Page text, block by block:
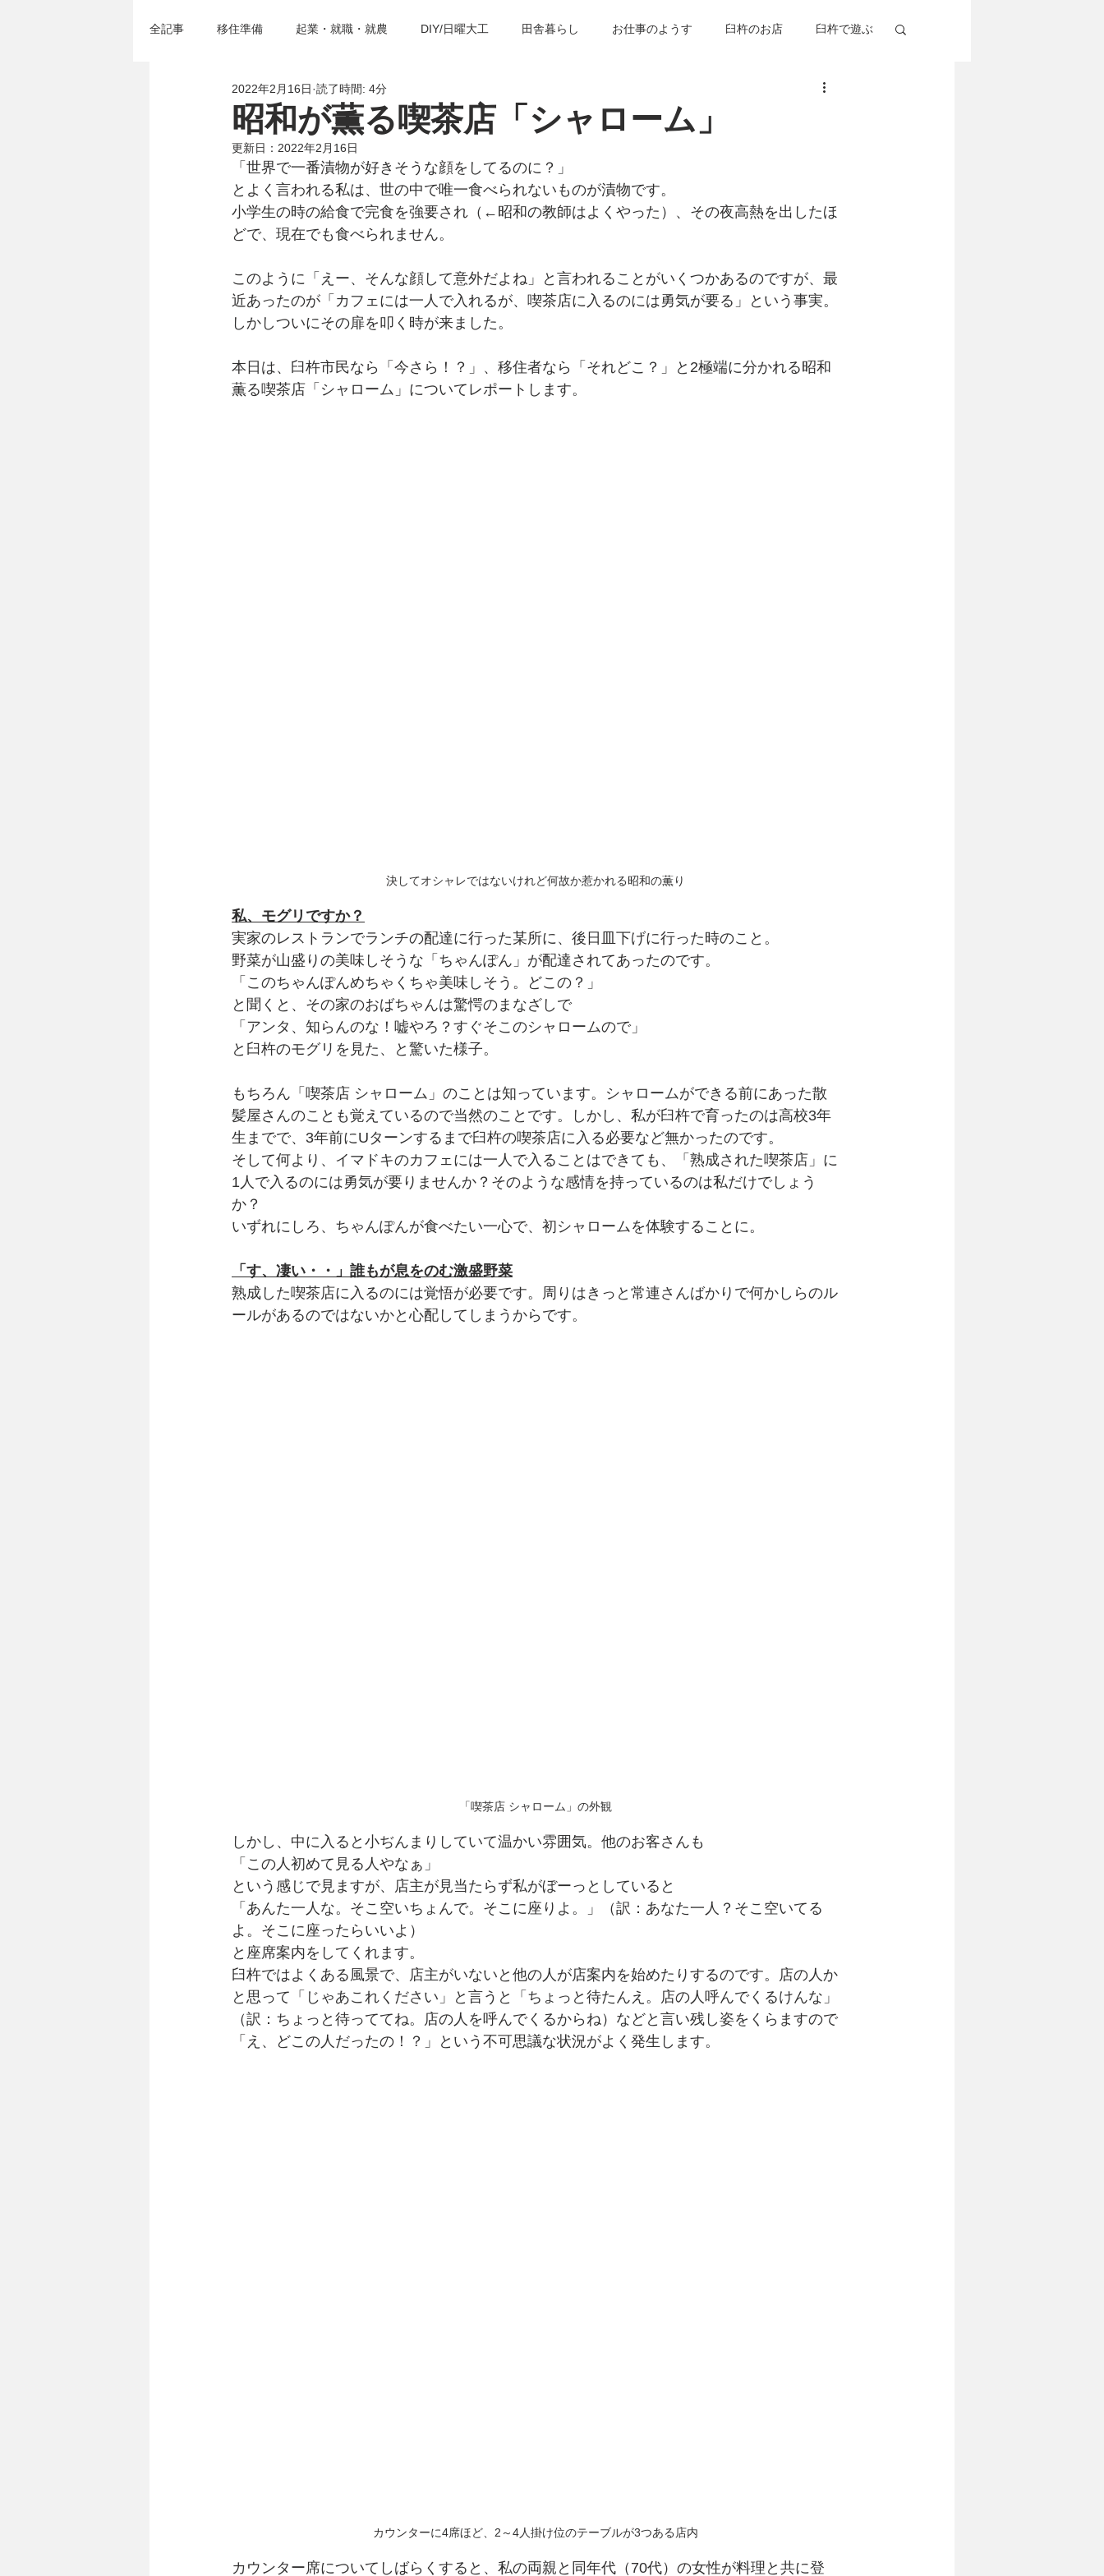
全記事 移住準備 起業・就職・就農 DIY/日曜大工 田舎暮らし お仕事のようす 臼杵のお店 臼杵で遊ぶ
移住セミナー＆イベント 臼杵の歴史・建築物 グルメ
昭和が薫る喫茶店「シャローム」
2022年2月16日 読了時間: 4分
更新日： 2022年2月16日
「世界で一番漬物が好きそうな顔をしてるのに？」
とよく言われる私は、世の中で唯一食べられないものが漬物です。
小学生の時の給食で完食を強要され（←昭和の教師はよくやった）、その夜高熱を出したほ
どで、現在でも食べられません。
このように「えー、そんな顔して意外だよね」と言われることがいくつかあるのですが、最
近あったのが「カフェには一人で入れるが、喫茶店に入るのには勇気が要る」という事実。
しかしついにその扉を叩く時が来ました。
本日は、臼杵市民なら「今さら！？」、移住者なら「それどこ？」と2極端に分かれる昭和
薫る喫茶店「シャローム」についてレポートします。
決してオシャレではないけれど何故か惹かれる昭和の薫り
私、モグリですか？
実家のレストランでランチの配達に行った某所に、後日皿下げに行った時のこと。
野菜が山盛りの美味しそうな「ちゃんぽん」が配達されてあったのです。
「このちゃんぽんめちゃくちゃ美味しそう。どこの？」
と聞くと、その家のおばちゃんは驚愕のまなざしで
「アンタ、知らんのな！嘘やろ？すぐそこのシャロームので」
と臼杵のモグリを見た、と驚いた様子。
もちろん「喫茶店 シャローム」のことは知っています。シャロームができる前にあった散
髪屋さんのことも覚えているので当然のことです。しかし、私が臼杵で育ったのは高校3年
生までで、3年前にUターンするまで臼杵の喫茶店に入る必要など無かったのです。
そして何より、イマドキのカフェには一人で入ることはできても、「熟成された喫茶店」に
1人で入るのには勇気が要りませんか？そのような感情を持っているのは私だけでしょう
か？
いずれにしろ、ちゃんぽんが食べたい一心で、初シャロームを体験することに。
「す、凄い・・」誰もが息をのむ激盛野菜
熟成した喫茶店に入るのには覚悟が必要です。周りはきっと常連さんばかりで何かしらのル
ールがあるのではないかと心配してしまうからです。
「喫茶店 シャローム」の外観
しかし、中に入ると小ぢんまりしていて温かい雰囲気。他のお客さんも
「この人初めて見る人やなぁ」
という感じで見ますが、店主が見当たらず私がぼーっとしていると
「あんた一人な。そこ空いちょんで。そこに座りよ。」（訳：あなた一人？そこ空いてる
よ。そこに座ったらいいよ）
と座席案内をしてくれます。
臼杵ではよくある風景で、店主がいないと他の人が店案内を始めたりするのです。店の人か
と思って「じゃあこれください」と言うと「ちょっと待たんえ。店の人呼んでくるけんな」
（訳：ちょっと待っててね。店の人を呼んでくるからね）などと言い残し姿をくらますので
「え、どこの人だったの！？」という不可思議な状況がよく発生します。
カウンターに4席ほど、2～4人掛け位のテーブルが3つある店内
カウンター席についてしばらくすると、私の両親と同年代（70代）の女性が料理と共に登